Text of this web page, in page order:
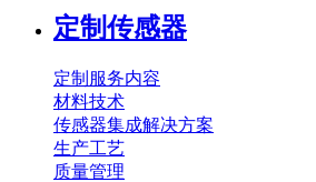
定制传感器
定制服务内容
材料技术
传感器集成解决方案
生产工艺
质量管理